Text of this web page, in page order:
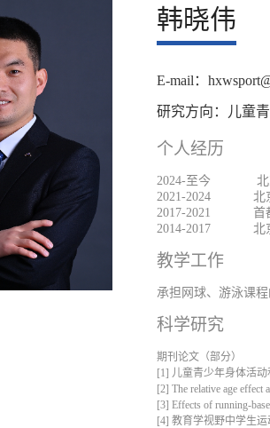
韩晓伟
E-mail：
研究方向：儿童
个人经历
2024-至今 北
2021-2024
2017-2021
2014-2017 北
教学工作
承担网球、游泳课
科学研究
期刊论文（部分）
[1] 儿童青少年身体活
[2] The relative age effect
[3] Effects of running-
[4] 教育学视野中学生